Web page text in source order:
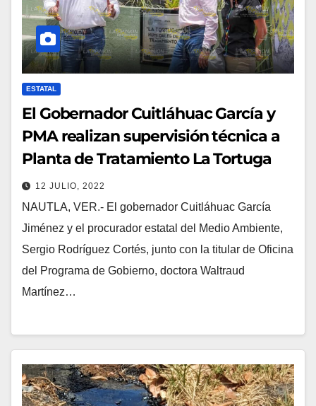
ESTATAL
El Gobernador Cuitláhuac García y
PMA realizan supervisión técnica a
Planta de Tratamiento La Tortuga
12 JULIO, 2022
NAUTLA, VER.- El gobernador Cuitláhuac García
Jiménez y el procurador estatal del Medio Ambiente,
Sergio Rodríguez Cortés, junto con la titular de Oficina
del Programa de Gobierno, doctora Waltraud
Martínez…